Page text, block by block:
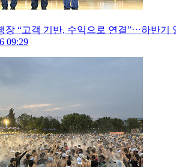
장 “고객 기반, 수익으로 연결”⋯하반기
09:29